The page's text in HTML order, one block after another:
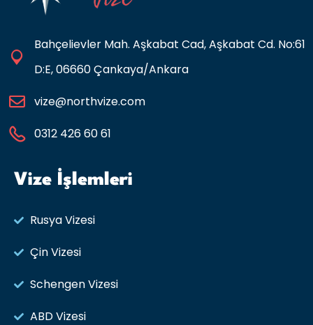
Bahçelievler Mah. Aşkabat Cad, Aşkabat Cd. No:61
D:E, 06660 Çankaya/Ankara
vize@northvize.com
0312 426 60 61
Vize İşlemleri
Rusya Vizesi​
Çin Vizesi
Schengen Vizesi
ABD Vizesi